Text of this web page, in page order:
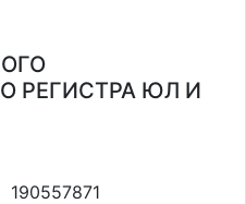
РЕГИСТРА ЮЛ И
190557871